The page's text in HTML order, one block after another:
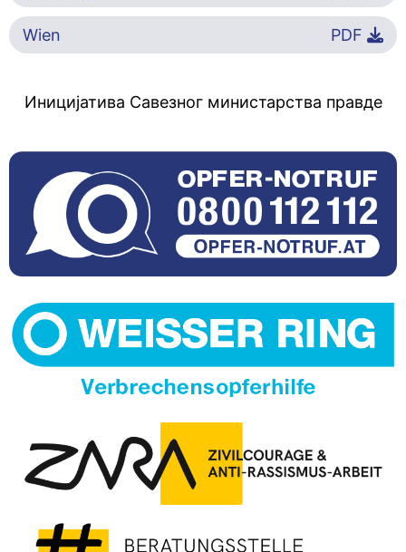
Wien PDF
Иницијатива Савезног министарства правде